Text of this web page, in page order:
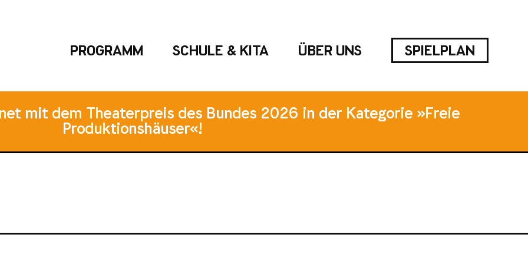
PROGRAMM SCHULE & KITA ÜBER UNS SPIELPLAN
mit dem Theaterpreis des Bundes 2026 in der Kategorie »Freie
Produktionshäuser«!